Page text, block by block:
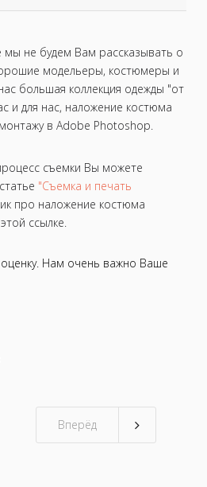
мы не будем Вам рассказывать о
модельеры, костюмеры и
большая коллекция одежды "от
и для нас, наложение костюма
в Adobe Photoshop.
съемки Вы можете
"Съемка и печать
про наложение костюма
ссылке.
оценку. Нам очень важно Ваше
Вперёд